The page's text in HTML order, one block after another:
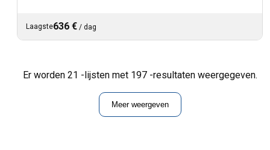
Laagste636 € / dag
Er worden 21 -lijsten met 197 -resultaten weergegeven.
Meer weergeven